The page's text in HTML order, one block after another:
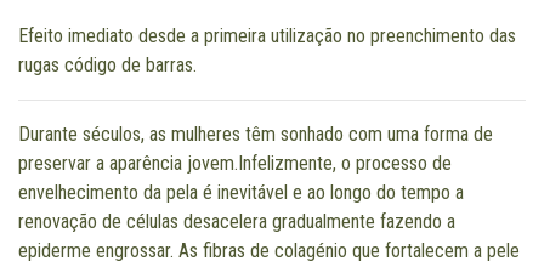
Efeito imediato desde a primeira utilização no preenchimento das
rugas código de barras.
Durante séculos, as mulheres têm sonhado com uma forma de
preservar a aparência jovem.Infelizmente, o processo de
envelhecimento da pela é inevitável e ao longo do tempo a
renovação de células desacelera gradualmente fazendo a
epiderme engrossar. As fibras de colagénio que fortalecem a pele